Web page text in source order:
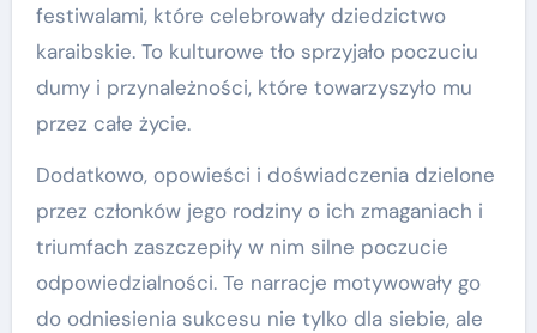
festiwalami, które celebrowały dziedzictwo
karaibskie. To kulturowe tło sprzyjało poczuciu
dumy i przynależności, które towarzyszyło mu
przez całe życie.
Dodatkowo, opowieści i doświadczenia dzielone
przez członków jego rodziny o ich zmaganiach i
triumfach zaszczepiły w nim silne poczucie
odpowiedzialności. Te narracje motywowały go
do odniesienia sukcesu nie tylko dla siebie, ale